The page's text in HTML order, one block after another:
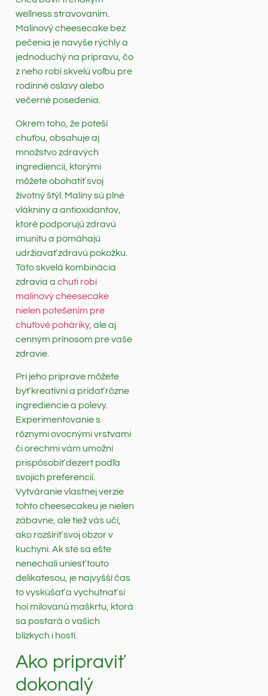
wellness stravovaním.
Malinový cheesecake bez
pečenia je navyše rýchly a
jednoduchý na prípravu, čo
z neho robí skvelú voľbu pre
rodinné oslavy alebo
večerné posedenia.
Okrem toho, že poteší
chuťou, obsahuje aj
množstvo zdravých
ingrediencií, ktorými
môžete obohatiť svoj
životný štýl. Maliny sú plné
vlákniny a antioxidantov,
ktoré podporujú zdravú
imunitu a pomáhajú
udržiavať zdravú pokožku.
Táto skvelá kombinácia
zdravia a chuti robí
malinový cheesecake
nielen potešením pre
chuťové poháriky, ale aj
cenným prínosom pre vaše
zdravie.
Pri jeho príprave môžete
byť kreatívni a pridať rôzne
ingrediencie a polevy.
Experimentovanie s
rôznymi ovocnými vrstvami
či orechmi vám umožní
prispôsobiť dezert podľa
svojich preferencií.
Vytváranie vlastnej verzie
tohto cheesecakeu je nielen
zábavne, ale tiež vás učí,
ako rozšíriť svoj obzor v
kuchyni. Ak ste sa ešte
nenechali uniesť touto
delikatesou, je najvyšší čas
to vyskúšať a vychutnať si
hoi milovanú maškrtu, ktorá
sa postará o vašich
blízkych i hostí.
Ako pripraviť
dokonalý